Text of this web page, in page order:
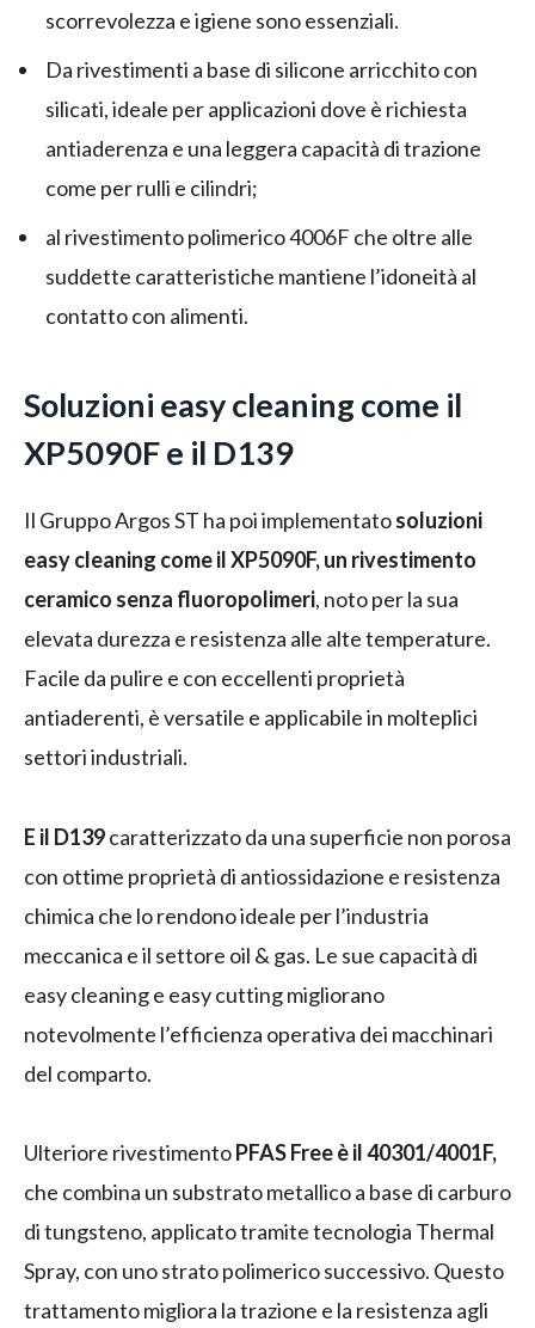
scorrevolezza e igiene sono essenziali.
Da rivestimenti a base di silicone arricchito con
silicati, ideale per applicazioni dove è richiesta
antiaderenza e una leggera capacità di trazione
come per rulli e cilindri;
al rivestimento polimerico 4006F che oltre alle
suddette caratteristiche mantiene l’idoneità al
contatto con alimenti.
Soluzioni easy cleaning come il
XP5090F e il D139
Il Gruppo Argos ST ha poi implementatosoluzioni
easy cleaning come il XP5090F, un rivestimento
ceramico senza fluoropolimeri, noto per la sua
elevata durezza e resistenza alle alte temperature.
Facile da pulire e con eccellenti proprietà
antiaderenti, è versatile e applicabile in molteplici
settori industriali.
E il D139caratterizzato da una superficie non porosa
con ottime proprietà di antiossidazione e resistenza
chimica che lo rendono ideale per l’industria
meccanica e il settore oil & gas. Le sue capacità di
easy cleaning e easy cutting migliorano
notevolmente l’efficienza operativa dei macchinari
del comparto.
Ulteriore rivestimentoPFAS Free è il 40301/4001F,
che combina un substrato metallico a base di carburo
di tungsteno, applicato tramite tecnologia Thermal
Spray, con uno strato polimerico successivo. Questo
trattamento migliora la trazione e la resistenza agli